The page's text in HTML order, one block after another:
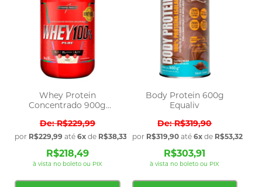
Whey Protein
Concentrado 900g
R$229,99
por R$229,99 até 6x de R$38,33 sem juros
R$218,49
à vista no boleto ou PIX
Body Protein 600g
Equaliv
R$319,90
por R$319,90até 6xde R$53,32sem
R$303,91
à vista no boleto ou PIX